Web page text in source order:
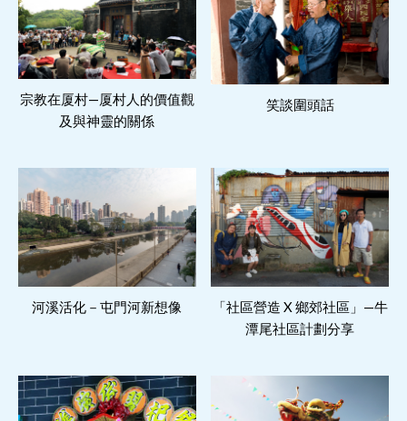
閱讀更多
宗教在厦村—厦村人的價值觀
及與神靈的關係
閱讀更多
笑談圍頭話
閱讀更多
河溪活化－屯門河新想像 閱讀更多
「社區營造 X 鄉郊社區」—牛
潭尾社區計劃分享